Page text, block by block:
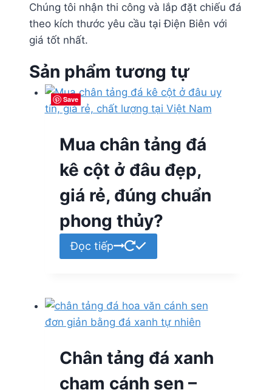
Chúng tôi nhận thi công và lắp đặt chiếu đá
theo kích thước yêu cầu tại Điện Biên với
giá tốt nhất.
Sản phẩm tương tự
Save
Mua chân tảng đá
kê cột ở đâu đẹp,
giá rẻ, đúng chuẩn
phong thủy?
Đọc tiếp
Save
Chân tảng đá xanh
chạm cánh sen –
Save
Save